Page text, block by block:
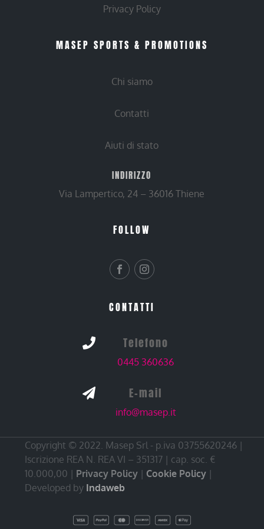
Privacy Policy
MASEP SPORTS & PROMOTIONS
Chi siamo
Contatti
Aiuti di stato
INDIRIZZO
Via Lampertico, 24 – 36016 Thiene
FOLLOW
CONTATTI
 Telefono
0445 360636
 E-mail
info@masep.it
Copyright © 2022. Masep Srl - p.iva 03755620246 |
Iscrizione REA N. REA VI – 351317 | cap. soc. €
10.000,00 | Privacy Policy | Cookie Policy |
Developed by Indaweb